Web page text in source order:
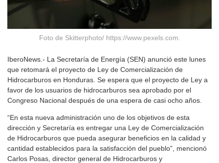
Foto de Skitterphoto/ https://www.pexels.com.
IberoNews.- La Secretaría de Energía (SEN) anunció este lunes
que retomará el proyecto de Ley de Comercialización de
Hidrocarburos en Honduras. Se espera que el proyecto de Ley a
favor de los usuarios de hidrocarburos sea aprobado por el
Congreso Nacional después de una espera de casi ocho años.
“En esta nueva administración uno de los objetivos de esta
dirección y Secretaría es entregar una Ley de Comercialización
de Hidrocarburos que pueda asegurar beneficios en la calidad y
cantidad establecidos para la satisfacción del pueblo”, mencionó
Carlos Posas, director general de Hidrocarburos y